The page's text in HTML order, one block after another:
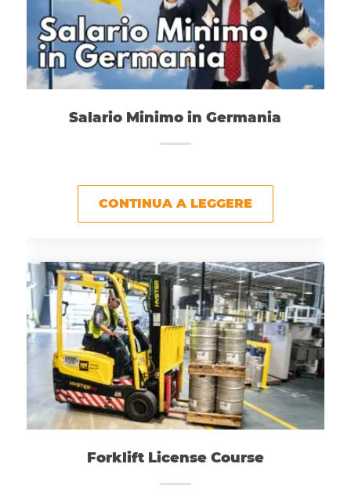
Salario Minimo in Germania
CONTINUA A LEGGERE
Forklift License Course